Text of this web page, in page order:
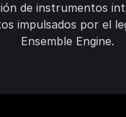
de instrumentos
impulsados por el
Ensemble Engine.